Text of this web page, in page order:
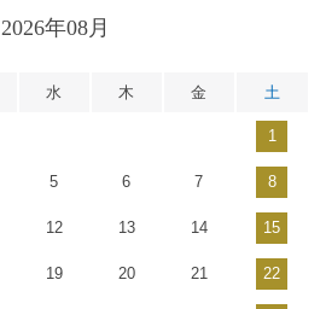
2026年08月
水 木 金 土
1
5 6 7 8
12 13 14 15
19 20 21 22